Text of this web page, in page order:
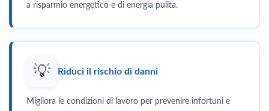
a risparmio energetico e di energia pulita.
💡 Riduci il rischio di danni
Migliora le condizioni di lavoro per prevenire infortuni e